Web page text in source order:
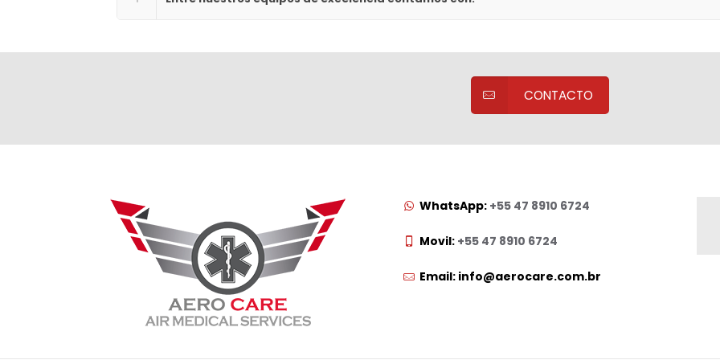
CONTACTO
WhatsApp: +55 47 8910 6724
Movil: +55 47 8910 6724
Email: info@aerocare.com.br